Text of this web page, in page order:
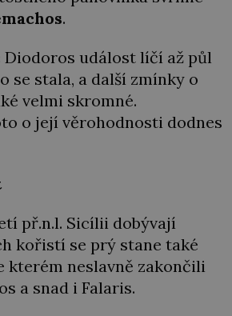
.
Diodoros událost líčí až půl
se stala, a další zmínky o
velmi skromné.
o její věrohodnosti dodnes
př.n.l. Sicílii dobývají
kořistí se prý stane také
kterém neslavně zakončili
a snad i Falaris.